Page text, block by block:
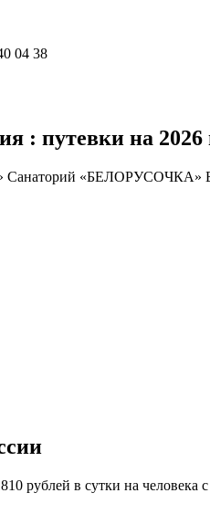
04 38
путевки на 2026
Санаторий «БЕЛОРУСОЧКА»
рублей в сутки на